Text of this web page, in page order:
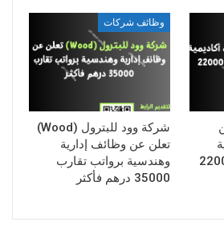
تصل 22000
وظائف شركات
شركة وود للبترول (Wood)
تعلن عن وظائف إدارية
وهندسية برواتب تقارب
35000 درهم فأكثر